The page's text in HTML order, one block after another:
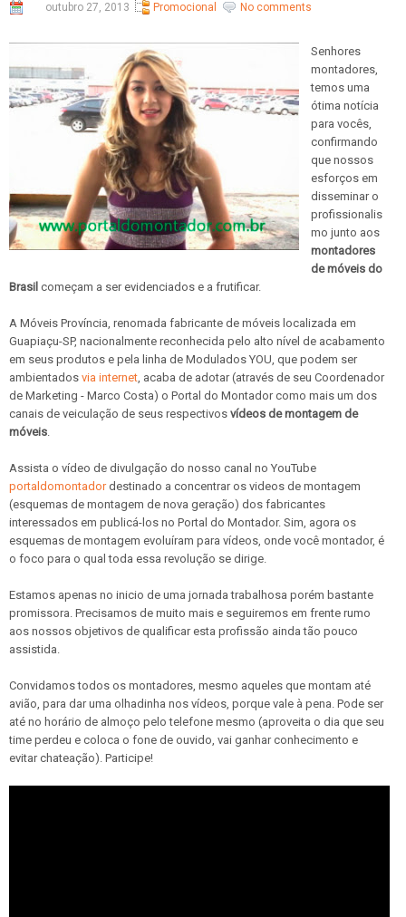
outubro 27, 2013 Promocional No comments
Senhores
montadores,
temos uma
ótima notícia
para vocês,
confirmando
que nossos
esforços em
disseminar o
profissionalis
mo junto aos
montadores
de móveis do
Brasil começam a ser evidenciados e a frutificar.
A Móveis Província, renomada fabricante de móveis localizada em
Guapiaçu-SP, nacionalmente reconhecida pelo alto nível de acabamento
em seus produtos e pela linha de Modulados YOU, que podem ser
ambientados via internet, acaba de adotar (através de seu Coordenador
de Marketing - Marco Costa) o Portal do Montador como mais um dos
canais de veiculação de seus respectivos vídeos de montagem de
móveis.
Assista o vídeo de divulgação do nosso canal no YouTube
portaldomontadordestinado a concentrar os videos de montagem
(esquemas de montagem de nova geração) dos fabricantes
interessados em publicá-los no Portal do Montador. Sim, agora os
esquemas de montagem evoluíram para vídeos, onde você montador, é
o foco para o qual toda essa revolução se dirige.
Estamos apenas no inicio de uma jornada trabalhosa porém bastante
promissora. Precisamos de muito mais e seguiremos em frente rumo
aos nossos objetivos de qualificar esta profissão ainda tão pouco
assistida.
Convidamos todos os montadores, mesmo aqueles que montam até
avião, para dar uma olhadinha nos vídeos, porque vale à pena. Pode ser
até no horário de almoço pelo telefone mesmo (aproveita o dia que seu
time perdeu e coloca o fone de ouvido, vai ganhar conhecimento e
evitar chateação). Participe!